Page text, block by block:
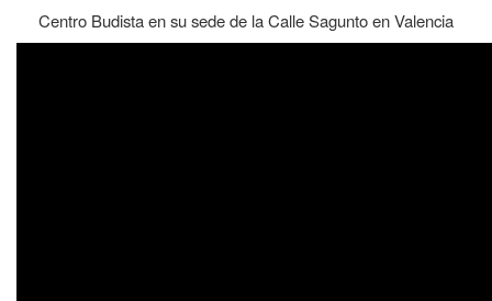
Centro Budista en su sede de la Calle Sagunto en Valencia